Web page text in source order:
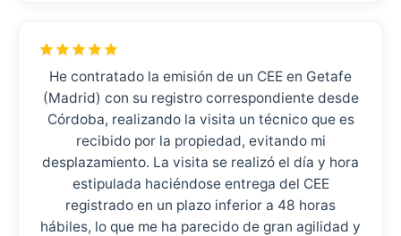
He contratado la emisión de un CEE en Getafe
(Madrid) con su registro correspondiente desde
Córdoba, realizando la visita un técnico que es
recibido por la propiedad, evitando mi
desplazamiento. La visita se realizó el día y hora
estipulada haciéndose entrega del CEE
registrado en un plazo inferior a 48 horas
hábiles, lo que me ha parecido de gran agilidad y